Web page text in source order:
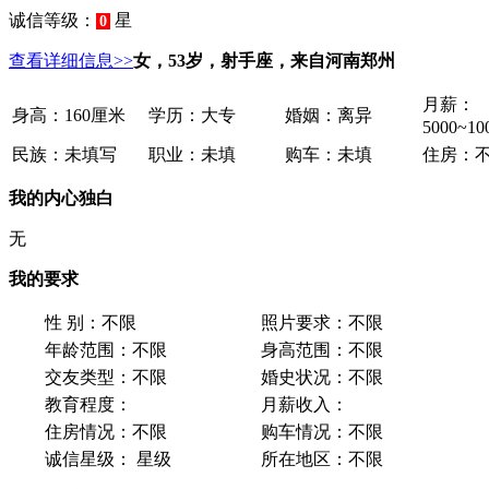
诚信等级： 0 星
查看详细信息>>女，53岁，射手座，来自河南郑州
身高： 160厘米 学历： 大专 婚姻： 离异
月薪：
民族： 未填写 职业： 未填 购车： 未填 住房：
我的内心独白
无
我的要求
性 别： 不限 照片要求： 不限
年龄范围： 不限 身高范围： 不限
交友类型： 不限 婚史状况： 不限
教育程度：
月薪收入：
住房情况： 不限 购车情况： 不限
诚信星级： 星级 所在地区： 不限